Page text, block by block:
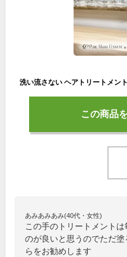
この商品
あみあみあみ(40代・女性)
この手のトリートメント
のが良いと思うのでただ
らをお勧めします